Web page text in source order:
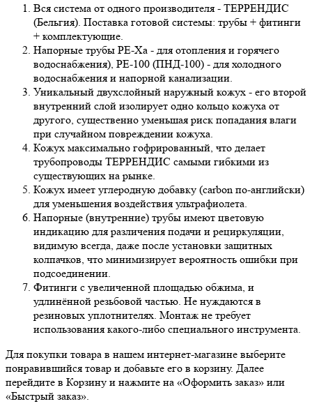
Вся система от одного производителя - ТЕРРЕНДИС
(Бельгия). Поставка готовой системы: трубы + фитинги
+ комплектующие.
Напорные трубы РЕ-Ха - для отопления и горячего
водоснабжения), РЕ-100 (ПНД-100) - для холодного
водоснабжения и напорной канализации.
Уникальный двухслойный наружный кожух - его второй
внутренний слой изолирует одно кольцо кожуха от
другого, существенно уменьшая риск попадания влаги
при случайном повреждении кожуха.
Кожух максимально гофрированный, что делает
трубопроводы ТЕРРЕНДИС самыми гибкими из
существующих на рынке.
Кожух имеет углеродную добавку (carbon по-английски)
для уменьшения воздействия ультрафиолета.
Напорные (внутренние) трубы имеют цветовую
индикацию для различения подачи и рециркуляции,
видимую всегда, даже после установки защитных
колпачков, что минимизирует вероятность ошибки при
подсоединении.
Фитинги с увеличенной площадью обжима, и
удлинённой резьбовой частью. Не нуждаются в
резиновых уплотнителях. Монтаж не требует
использования какого-либо специального инструмента.
Для покупки товара в нашем интернет-магазине выберите
понравившийся товар и добавьте его в корзину. Далее
перейдите в Корзину и нажмите на «Оформить заказ» или
«Быстрый заказ».